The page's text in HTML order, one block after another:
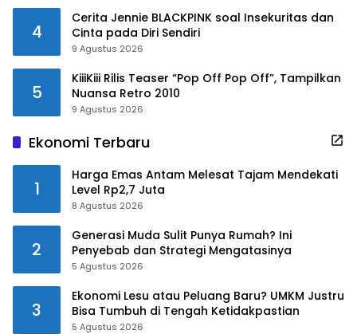
4
Cerita Jennie BLACKPINK soal Insekuritas dan
Cinta pada Diri Sendiri
9 Agustus 2026
5
KiiiKiii Rilis Teaser “Pop Off Pop Off”, Tampilkan
Nuansa Retro 2010
9 Agustus 2026
Ekonomi Terbaru
1
Harga Emas Antam Melesat Tajam Mendekati
Level Rp2,7 Juta
8 Agustus 2026
2
Generasi Muda Sulit Punya Rumah? Ini
Penyebab dan Strategi Mengatasinya
5 Agustus 2026
3
Ekonomi Lesu atau Peluang Baru? UMKM Justru
Bisa Tumbuh di Tengah Ketidakpastian
5 Agustus 2026